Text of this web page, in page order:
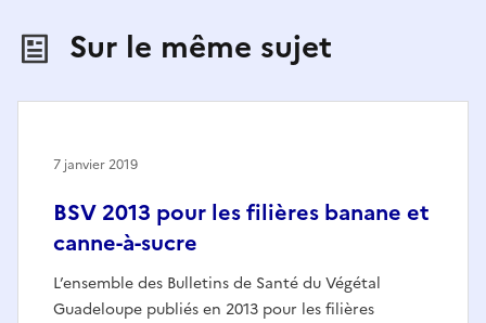
Sur le même sujet
BSV 2013 pour les filières banane et
canne-à-sucre
L’ensemble des Bulletins de Santé du Végétal
Guadeloupe publiés en 2013 pour les filières
7 janvier 2019